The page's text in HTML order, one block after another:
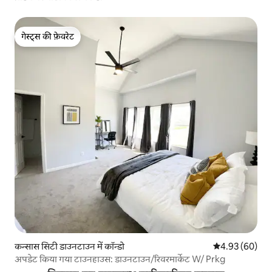
गेस्ट्स की फ़ेवरेट
गेस्ट्स की फ़ेवरेट
कन्सास सिटी डाउनटाउन में कॉन्डो औसत रेटिंग 5 में
4.93 (60)
अपडेट किया गया टाउनहाउस: डाउनटाउन/रिवरमार्केट W/ Prkg